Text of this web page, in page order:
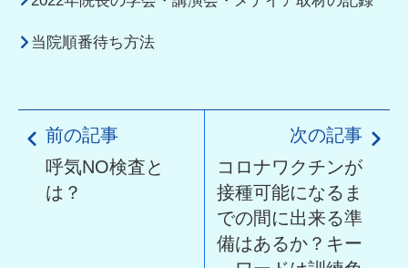
当院順番待ち方法
前の記事
呼気NO検査と
は？
次の記事
コロナワクチンが
接種可能になるま
での間に出来る準
備はあるか？キー